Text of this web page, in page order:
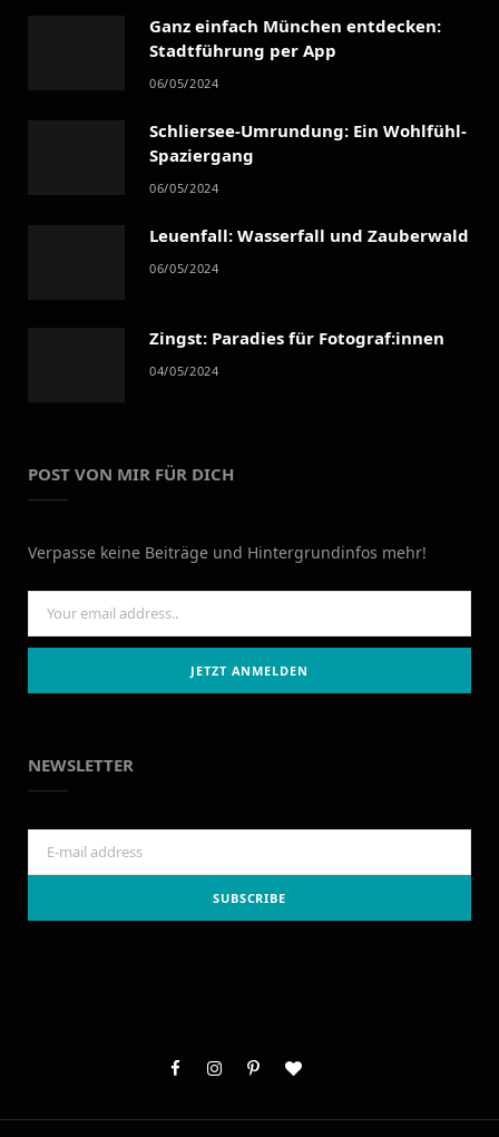
Ganz einfach München entdecken:
Stadtführung per App
06/05/2024
Schliersee-Umrundung: Ein Wohlfühl-
Spaziergang
06/05/2024
Leuenfall: Wasserfall und Zauberwald
06/05/2024
Zingst: Paradies für Fotograf:innen
04/05/2024
POST VON MIR FÜR DICH
Verpasse keine Beiträge und Hintergrundinfos mehr!
NEWSLETTER